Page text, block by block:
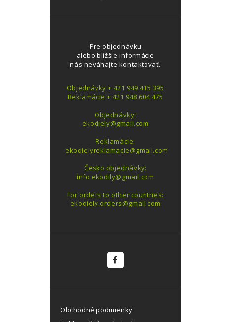
Pre objednávku
alebo bližšie informácie
nás neváhajte kontaktovať.
Objednávky + 421 949 415 395
Reklamácie + 421 948 604 475
Objednávky:
ekodiely@gmail.com
Reklamácie:
ekodielyreklamacie@gmail.com
Česko objednávky:
info.ekodily@gmail.com
For orders to other countries:
ekodiely.orders@gmail.com
Obchodné podmienky